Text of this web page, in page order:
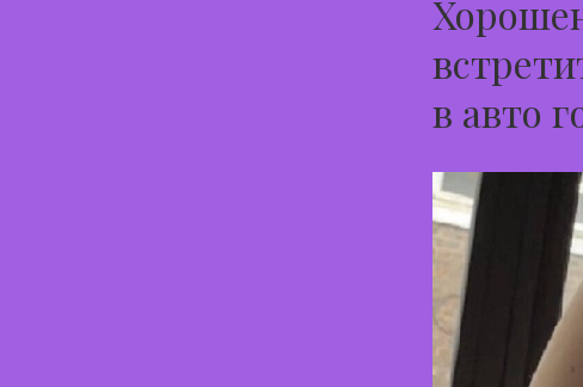
в авто